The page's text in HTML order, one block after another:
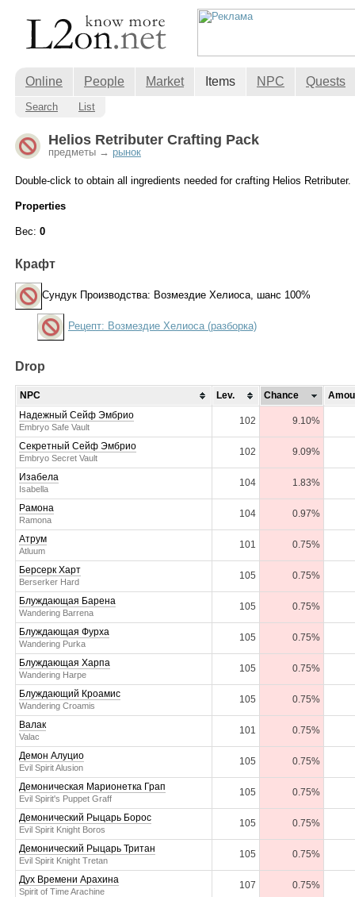
Online People Market Items NPC Quests
Search List
Helios Retributer Crafting Pack
предметы → рынок
Double-click to obtain all ingredients needed for crafting Helios Retributer.
Properties
Вес: 0
Крафт
Сундук Производства: Возмездие Хелиоса, шанс 100%
Рецепт: Возмездие Хелиоса (разборка)
Drop
NPC Lev. Chance
Надежный Сейф Эмбрио
Embryo Safe Vault
102 9.10%
Секретный Сейф Эмбрио
Embryo Secret Vault
102 9.09%
Изабела
Isabella
104 1.83%
Рамона
Ramona
104 0.97%
Атрум
Atluum
101 0.75%
Берсерк Харт
Berserker Hard
105 0.75%
Блуждающая Барена
Wandering Barrena
105 0.75%
Блуждающая Фурха
Wandering Purka
105 0.75%
Блуждающая Харпа
Wandering Harpe
105 0.75%
Блуждающий Кроамис
Wandering Croamis
105 0.75%
Валак
Valac
101 0.75%
Демон Алуцио
Evil Spirit Alusion
105 0.75%
Демоническая Марионетка Грап
Evil Spirit's Puppet Graff
105 0.75%
Демонический Рыцарь Борос
Evil Spirit Knight Boros
105 0.75%
Демонический Рыцарь Тритан
Evil Spirit Knight Tretan
105 0.75%
Дух Времени Арахина
Spirit of Time Arachine
107 0.75%